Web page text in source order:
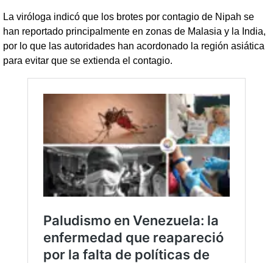
La viróloga indicó que los brotes por contagio de Nipah se
han reportado principalmente en zonas de Malasia y la India,
por lo que las autoridades han acordonado la región asiática
para evitar que se extienda el contagio.